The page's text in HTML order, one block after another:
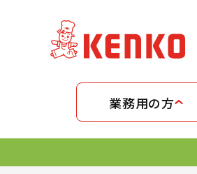
業務用の方